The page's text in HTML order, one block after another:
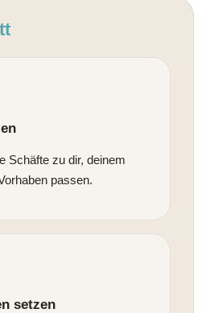
Schäfte zu dir, deinem
passen.
setzen